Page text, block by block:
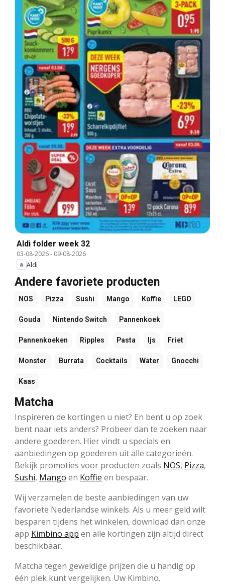
Aldi folder week 32
03-08-2026- 09-08-2026
Aldi
Andere favoriete producten
NOS Pizza Sushi Mango Koffie LEGO
Gouda Nintendo Switch Pannenkoek
Pannenkoeken Ripples Pasta Ijs Friet
Monster Burrata Cocktails Water Gnocchi
Kaas
Matcha
Inspireren de kortingen u niet? En bent u op zoek
bent naar iets anders? Probeer dan te zoeken naar
andere goederen. Hier vindt u specials en
aanbiedingen op goederen uit alle categorieën.
Bekijk promoties voor producten zoals NOS, Pizza,
Sushi, Mango en Koffie en bespaar.
Wij verzamelen de beste aanbiedingen van uw
favoriete Nederlandse winkels. Als u meer geld wilt
besparen tijdens het winkelen, download dan onze
app Kimbino app en alle kortingen zijn altijd direct
beschikbaar.
Matcha tegen geweldige prijzen die u handig op
één plek kunt vergelijken. Uw Kimbino.